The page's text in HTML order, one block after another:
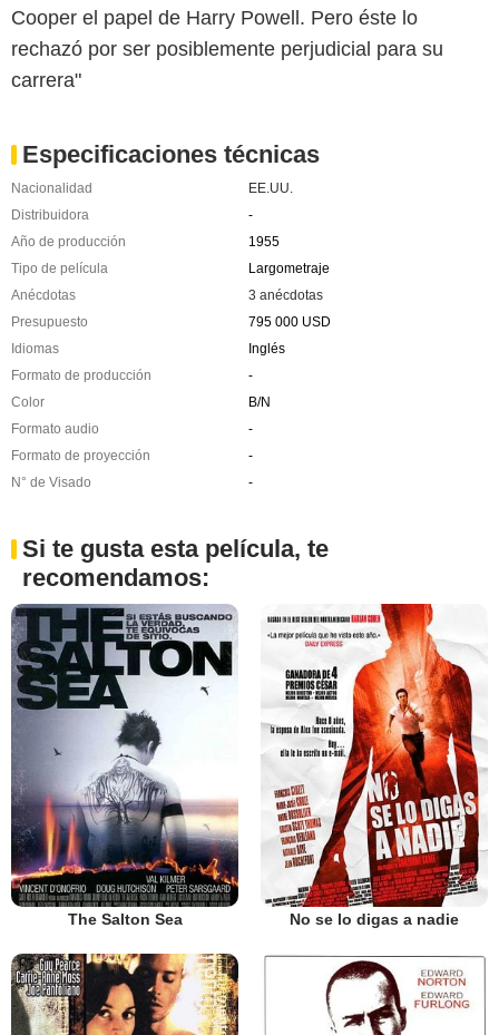
Cooper el papel de Harry Powell. Pero éste lo
rechazó por ser posiblemente perjudicial para su
carrera"
Especificaciones técnicas
Nacionalidad
EE.UU.
Distribuidora
-
Año de producción
1955
Tipo de película
Largometraje
Anécdotas
3 anécdotas
Presupuesto
795 000 USD
Idiomas
Inglés
Formato de producción
-
Color
B/N
Formato audio
-
Formato de proyección
-
N° de Visado
-
Si te gusta esta película, te
recomendamos:
The Salton Sea No se lo digas a nadie